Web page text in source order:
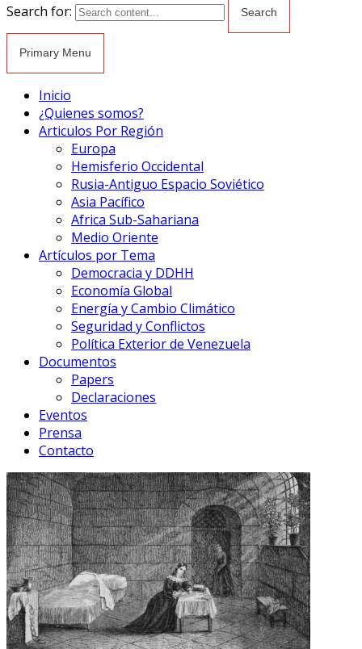
Search for:
Primary Menu
Inicio
¿Quienes somos?
Articulos Por Región
Europa
Hemisferio Occidental
Rusia-Antiguo Espacio Soviético
Asia Pacífico
Africa Sub-Sahariana
Medio Oriente
Artículos por Tema
Democracia y DDHH
Economía Global
Energía y Cambio Climático
Seguridad y Conflictos
Política Exterior de Venezuela
Documentos
Papers
Declaraciones
Eventos
Prensa
Contacto